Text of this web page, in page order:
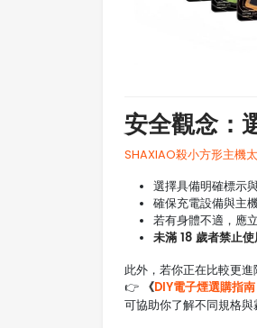
安全觀念：
SHAXIAO殺小方形主機
選擇具備明確標示
確保充電設備與主
若有身體不適，應
未滿 18 歲者禁止
此外，若你正在比較更
👉
《DIY電子煙選購指
可協助你了解不同規格與